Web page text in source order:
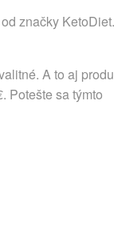
od značky KetoDiet.
A to aj
Potešte sa týmto